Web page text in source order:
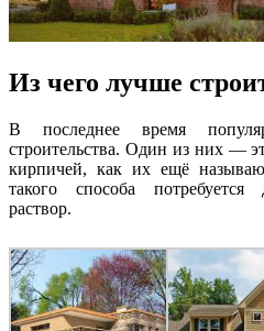
Из чего лучше
В последнее время
строительства. Один из них —
кирпичей, как их ещё
такого способа потребуется
раствор.